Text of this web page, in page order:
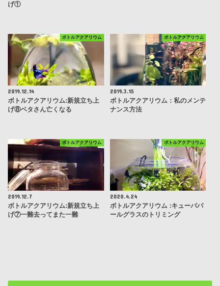
げ①
ボトルアクアリウム
2019.12.14
ボトルアクアリウム:新規立ち上
げ⑧ベタさん亡くなる
ボトルアクアリウム
2019.3.15
ボトルアクアリウム：私のメンテ
ナンス方法
ボトルアクアリウム
2019.12.7
ボトルアクアリウム:新規立ち上
げ⑦一難去ってまた一難
ボトルアクアリウム
2020.4.24
ボトルアクアリウム :キューバパ
ールグラスのトリミング